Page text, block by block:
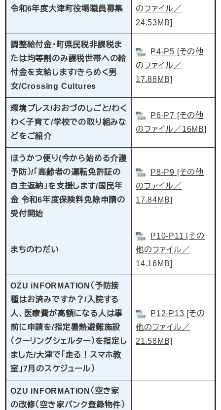
令和6年度大津町役場職員募集
のファイル／
24.53MB]
調整給付金・町県民税非課税ま
たは均等割のみ課税世帯への給
付金を支給します/きらめく男
女/Crossing Cultures
P4-P5 [その他
のファイル／
17.88MB]
環境プレス/おおづのしごと​​/わく
わく子育て/学校での取り組みな
どをご紹介
P6-P7 [その他
のファイル／16MB]
ほうかつ便り(今から始める介護
予防）/「高齢者の運転免許証の
自主返納」を支援します/国民年
金 令和6年度保険料免除申請の
受付開始
P8-P9 [その他
のファイル／
17.84MB]
まちのわだい
P10-P11 [その
他のファイル／
14.16MB]
​OZU iNFORMATION（予防接
種はお済みですか？/入院する
人、医療費が高額になる人は事
前に申請を/指定暑熱避難施設
（クーリングシェルター）を指定し
ました​/大津で「走る！スマホ教
室」7月のスケジュール）
P12-P13 [その
他のファイル／
21.58MB]
​OZU iNFORMATION（空き家
の改修（空き家バンク登録物件）